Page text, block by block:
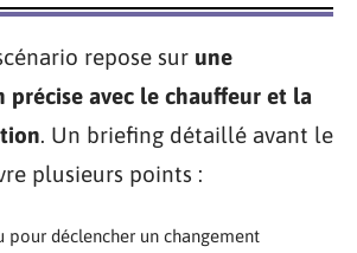
repose sur une
précise avec le chauffeur et la
. Un briefing détaillé avant le
plusieurs points :
pour déclencher un changement